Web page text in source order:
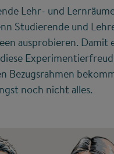
Lehr- und
Studierende und
ausprobieren. Damit
Bezugsrahmen
noch nicht alles.